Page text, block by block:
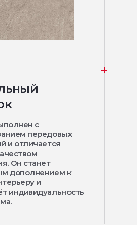
с
передовых
и отличается
Он станет
дополнением к
и
индивидуальность